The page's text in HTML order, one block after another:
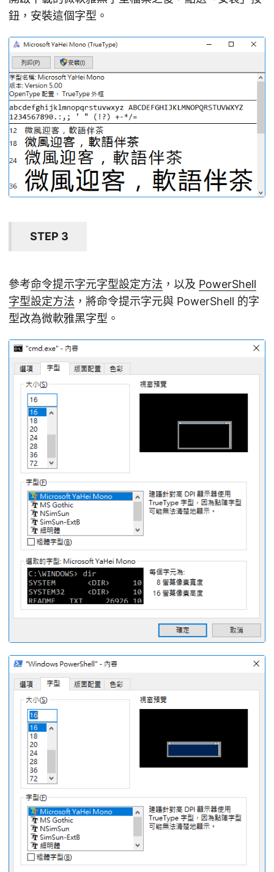
鈕，安裝這個字型。
STEP 3
參考命令提示字元字型設定方法 ，以及 PowerShell
字型設定方法 ，將命令提示字元與 PowerShell 的字
型改為微軟雅黑字型。